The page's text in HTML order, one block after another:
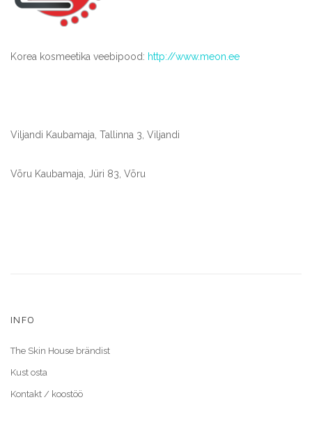
Korea kosmeetika veebipood: http://www.meon.ee
Viljandi Kaubamaja, Tallinna 3, Viljandi
Võru Kaubamaja, Jüri 83, Võru
INFO
The Skin House brändist
Kust osta
Kontakt / koostöö